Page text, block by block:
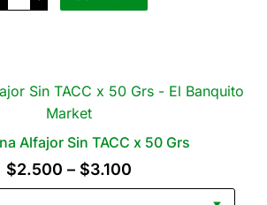
de
x
50
varias
variantes.
Las
se
Alfajor Sin TACC x 50 Grs
$2.500 – $3.100
de